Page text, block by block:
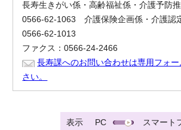
長寿生きがい係・高齢福祉係・介護予防
0566-62-1063 介護保険企画係・介護認
0566-62-1013
ファクス：0566-24-2466
長寿課へのお問い合わせは専用フォ
さい。
表示 PC スマート